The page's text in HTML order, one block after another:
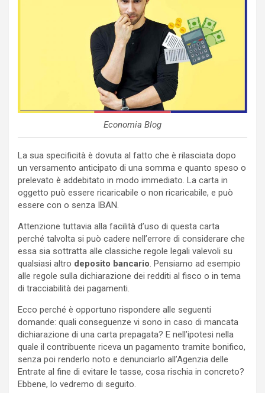
Economia Blog
La sua specificità è dovuta al fatto che è rilasciata dopo
un versamento anticipato di una somma e quanto speso o
prelevato è addebitato in modo immediato. La carta in
oggetto può essere ricaricabile o non ricaricabile, e può
essere con o senza IBAN.
Attenzione tuttavia alla facilità d’uso di questa carta
perché talvolta si può cadere nell’errore di considerare che
essa sia sottratta alle classiche regole legali valevoli su
qualsiasi altro deposito bancario . Pensiamo ad esempio
alle regole sulla dichiarazione dei redditi al fisco o in tema
di tracciabilità dei pagamenti.
Ecco perché è opportuno rispondere alle seguenti
domande: quali conseguenze vi sono in caso di mancata
dichiarazione di una carta prepagata? E nell’ipotesi nella
quale il contribuente riceva un pagamento tramite bonifico,
senza poi renderlo noto e denunciarlo all’Agenzia delle
Entrate al fine di evitare le tasse, cosa rischia in concreto?
Ebbene, lo vedremo di seguito.